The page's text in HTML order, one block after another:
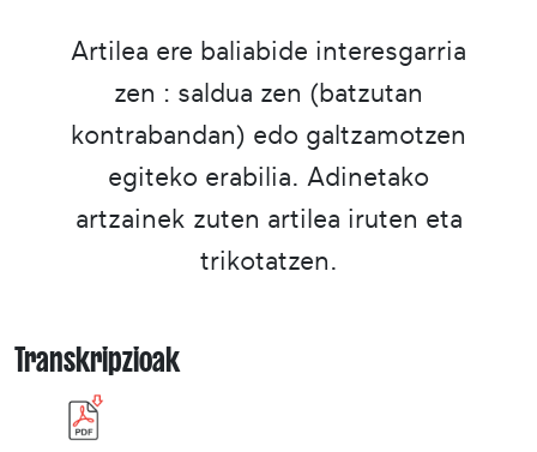
Artilea ere baliabide interesgarria
zen : saldua zen (batzutan
kontrabandan) edo galtzamotzen
egiteko erabilia. Adinetako
artzainek zuten artilea iruten eta
trikotatzen.
Transkripzioak